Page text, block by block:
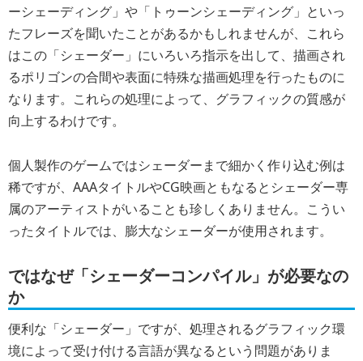
ーシェーディング」や「トゥーンシェーディング」といっ
たフレーズを聞いたことがあるかもしれませんが、これら
はこの「シェーダー」にいろいろ指示を出して、描画され
るポリゴンの合間や表面に特殊な描画処理を行ったものに
なります。これらの処理によって、グラフィックの質感が
向上するわけです。
個人製作のゲームではシェーダーまで細かく作り込む例は
稀ですが、AAAタイトルやCG映画ともなるとシェーダー専
属のアーティストがいることも珍しくありません。こうい
ったタイトルでは、膨大なシェーダーが使用されます。
ではなぜ「シェーダーコンパイル」が必要なの
か
便利な「シェーダー」ですが、 処理されるグラフィック環
境によって受け付ける言語が異なるという問題がありま